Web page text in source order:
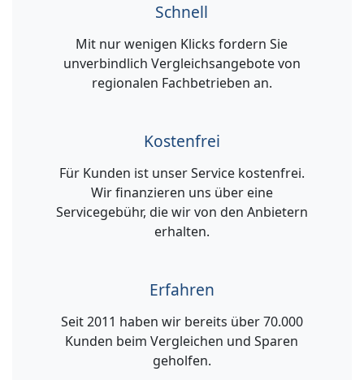
Schnell
Mit nur wenigen Klicks fordern Sie
unverbindlich Vergleichsangebote von
regionalen Fachbetrieben an.
Kostenfrei
Für Kunden ist unser Service kostenfrei.
Wir finanzieren uns über eine
Servicegebühr, die wir von den Anbietern
erhalten.
Erfahren
Seit 2011 haben wir bereits über 70.000
Kunden beim Vergleichen und Sparen
geholfen.